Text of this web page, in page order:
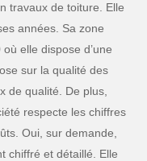
travaux de toiture. Elle
années. Sa zone
elle dispose d’une
sur la qualité des
de qualité. De plus,
respecte les chiffres
Oui, sur demande,
chiffré et détaillé. Elle